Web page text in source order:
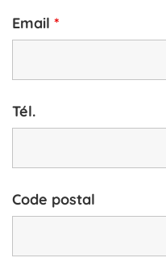
Email *
Tél.
Code postal